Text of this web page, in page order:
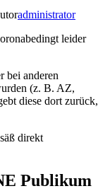
administrator
leider
bei anderen
(z. B. AZ,
diese dort zurück,
direkt
Publikum